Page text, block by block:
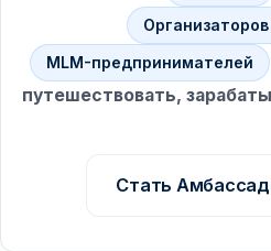
MLM-предпринимателей
путешествовать,
Стать